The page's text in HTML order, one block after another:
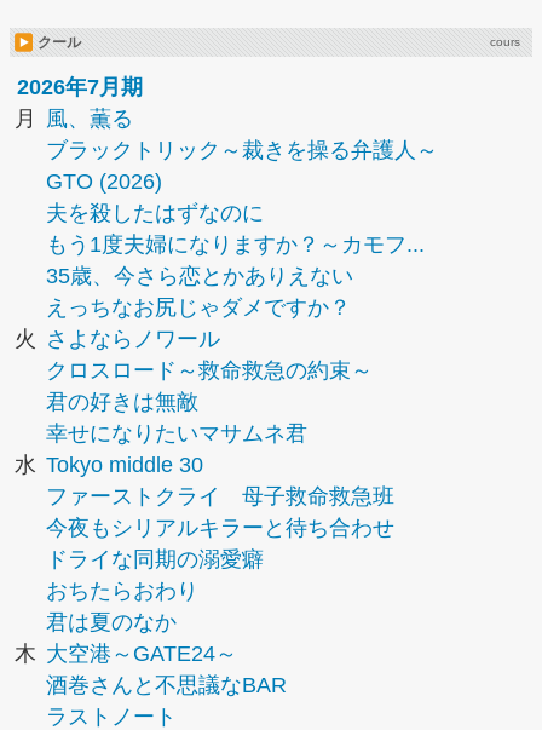
クール cours
2026年7月期
月
風、薫る
ブラックトリック～裁きを操る弁護人～
GTO (2026)
夫を殺したはずなのに
もう1度夫婦になりますか？～カモフ...
35歳、今さら恋とかありえない
えっちなお尻じゃダメですか？
火
さよならノワール
クロスロード～救命救急の約束～
君の好きは無敵
幸せになりたいマサムネ君
水 Tokyo middle 30
ファーストクライ 母子救命救急班
今夜もシリアルキラーと待ち合わせ
ドライな同期の溺愛癖
おちたらおわり
君は夏のなか
木 大空港～GATE24～
酒巻さんと不思議なBAR
ラストノート